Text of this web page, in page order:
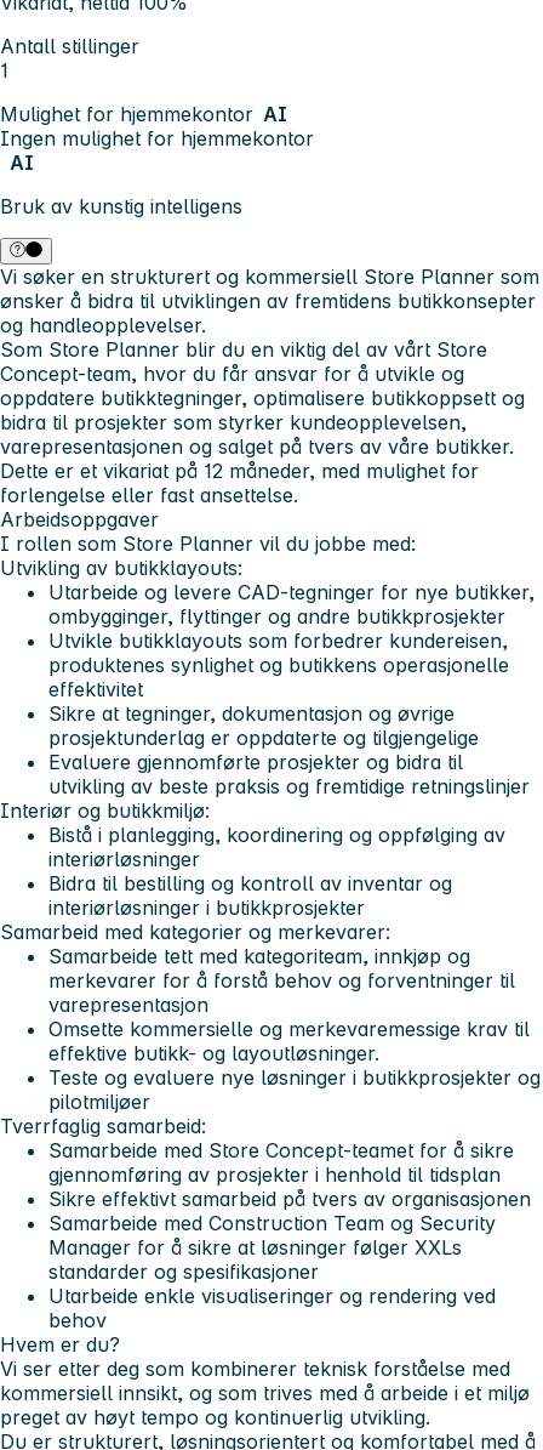
Antall stillinger
1
Mulighet for hjemmekontor AI
Ingen mulighet for hjemmekontor
AI
Bruk av kunstig intelligens
Vi søker en strukturert og kommersiell Store Planner som
ønsker å bidra til utviklingen av fremtidens butikkonsepter
og handleopplevelser.
Som Store Planner blir du en viktig del av vårt Store
Concept-team, hvor du får ansvar for å utvikle og
oppdatere butikktegninger, optimalisere butikkoppsett og
bidra til prosjekter som styrker kundeopplevelsen,
varepresentasjonen og salget på tvers av våre butikker.
Dette er et vikariat på 12 måneder, med mulighet for
forlengelse eller fast ansettelse.
Arbeidsoppgaver
I rollen som Store Planner vil du jobbe med:
Utvikling av butikklayouts:
Utarbeide og levere CAD-tegninger for nye butikker,
ombygginger, flyttinger og andre butikkprosjekter
Utvikle butikklayouts som forbedrer kundereisen,
produktenes synlighet og butikkens operasjonelle
effektivitet
Sikre at tegninger, dokumentasjon og øvrige
prosjektunderlag er oppdaterte og tilgjengelige
Evaluere gjennomførte prosjekter og bidra til
utvikling av beste praksis og fremtidige retningslinjer
Interiør og butikkmiljø:
Bistå i planlegging, koordinering og oppfølging av
interiørløsninger
Bidra til bestilling og kontroll av inventar og
interiørløsninger i butikkprosjekter
Samarbeid med kategorier og merkevarer:
Samarbeide tett med kategoriteam, innkjøp og
merkevarer for å forstå behov og forventninger til
varepresentasjon
Omsette kommersielle og merkevaremessige krav til
effektive butikk- og layoutløsninger.
Teste og evaluere nye løsninger i butikkprosjekter og
pilotmiljøer
Tverrfaglig samarbeid:
Samarbeide med Store Concept-teamet for å sikre
gjennomføring av prosjekter i henhold til tidsplan
Sikre effektivt samarbeid på tvers av organisasjonen
Samarbeide med Construction Team og Security
Manager for å sikre at løsninger følger XXLs
standarder og spesifikasjoner
Utarbeide enkle visualiseringer og rendering ved
behov
Hvem er du?
Vi ser etter deg som kombinerer teknisk forståelse med
kommersiell innsikt, og som trives med å arbeide i et miljø
preget av høyt tempo og kontinuerlig utvikling.
Du er strukturert, løsningsorientert og komfortabel med å